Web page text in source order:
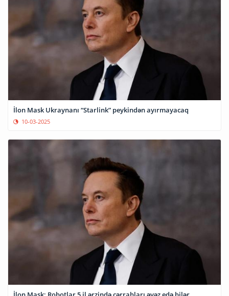
İlon Mask Ukraynanı “Starlink” peykindən ayırmayacaq
10-03-2025